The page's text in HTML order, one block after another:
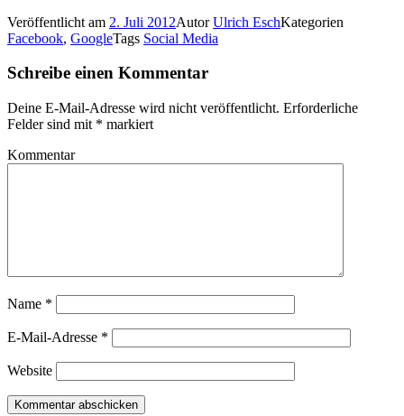
Veröffentlicht am 2. Juli 2012AutorUlrich EschKategorien
Facebook, GoogleTags Social Media
Schreibe einen Kommentar
Deine E-Mail-Adresse wird nicht veröffentlicht. Erforderliche
Felder sind mit * markiert
Kommentar
Name *
E-Mail-Adresse *
Website